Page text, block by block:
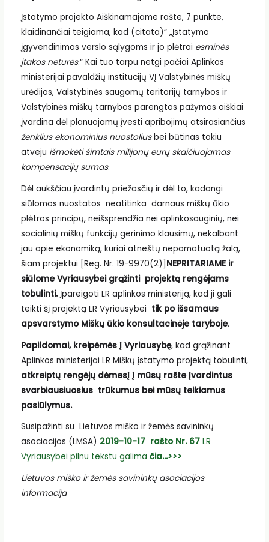
Įstatymo projekto Aiškinamajame rašte, 7 punkte,
klaidinančiai teigiama, kad (citata)“ „Įstatymo
įgyvendinimas verslo sąlygoms ir jo plėtrai esminės
įtakos neturės.“ Kai tuo tarpu netgi pačiai Aplinkos
ministerijai pavaldžių institucijų VĮ Valstybinės miškų
urėdijos, Valstybinės saugomų teritorijų tarnybos ir
Valstybinės miškų tarnybos parengtos pažymos aiškiai
įvardina dėl planuojamų įvesti apribojimų atsirasiančius
ženklius ekonominius nuostoliusbei būtinas tokiu
atveju išmokėti šimtais milijonų eurų skaičiuojamas
kompensacijų sumas.
Dėl aukščiau įvardintų priežasčių ir dėl to, kadangi
siūlomos nuostatos neatitinka darnaus miškų ūkio
plėtros principų, neišsprendžia nei aplinkosauginių, nei
socialinių miškų funkcijų gerinimo klausimų, nekalbant
jau apie ekonomiką, kuriai atneštų nepamatuotą žalą,
šiam projektui [Reg. Nr. 19-9970(2)] NEPRITARIAME ir
siūlome Vyriausybei grąžinti projektą rengėjams
tobulinti.Įpareigoti LR aplinkos ministeriją, kad ji gali
teikti šį projektą LR Vyriausybei tik po išsamaus
apsvarstymo Miškų ūkio konsultacinėje taryboje.
Papildomai, kreipėmės į Vyriausybę, kad grąžinant
Aplinkos ministerijai LR Miškų įstatymo projektą tobulinti,
atkreiptų rengėjų dėmesį į mūsų rašte įvardintus
svarbiausiuosius trūkumus bei mūsų teikiamus
pasiūlymus.
Susipažinti su Lietuvos miško ir žemės savininkų
asociacijos (LMSA) 2019-10-17 rašto Nr. 67 LR
Vyriausybei pilnu tekstu galima čia…>>>
Lietuvos miško ir žemės savininkų asociacijos
informacija